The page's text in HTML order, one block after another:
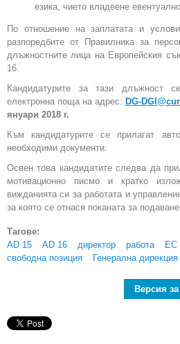
езика, чието владеене
По отношение на заплатата и
разпоредбите от Правилника за
длъжностните лица на Европейския
16.
Кандидатурите за тази длъжност
електронна поща на адрес: DG-
януари 2018 г.
Към кандидатурите се прилагат
необходими документи.
Освен това кандидатите следва да
мотивационно писмо и кратко
вижданията си за работата и
за която се отнася поканата за
Тагове:
AD 15
AD 16 директор работа ЕС
свободна позиция
Генерална дирекция
Версия